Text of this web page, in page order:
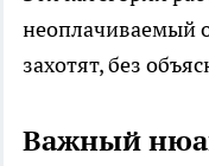
неоплачиваемый
захотят, без
Важный